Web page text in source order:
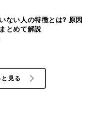
ない人の特徴とは? 原因
とめて解説
見る